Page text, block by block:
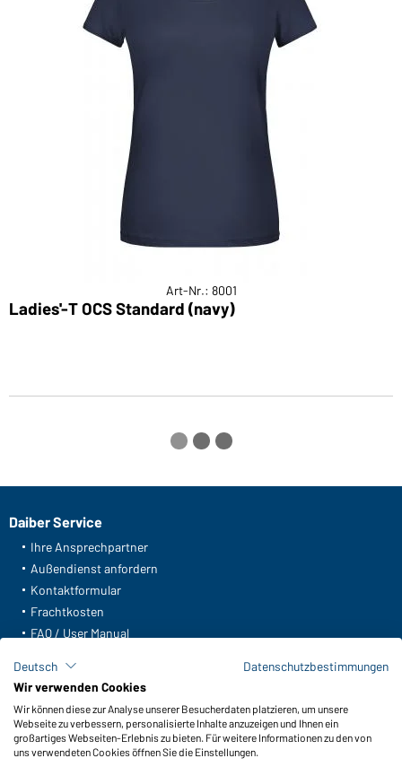
Art-Nr.: 8001
Ladies'-T OCS Standard (navy)
Daiber Service
Ihre Ansprechpartner
Außendienst anfordern
Kontaktformular
Frachtkosten
FAQ / User Manual
Meldeportal nach Hinweisgeberschutz
Funktionen & Pflege
Produkteigenschaften
Pflegehinweise
Deutsch
Datenschutzbestimmungen
Wir verwenden Cookies
Wir können diese zur Analyse unserer Besucherdaten platzieren, um unsere
Webseite zu verbessern, personalisierte Inhalte anzuzeigen und Ihnen ein
großartiges Webseiten-Erlebnis zu bieten. Für weitere Informationen zu den von
uns verwendeten Cookies öffnen Sie die Einstellungen.